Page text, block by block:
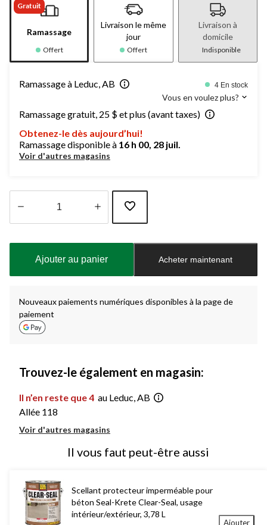
Gratuit
Ramassage
Offert
Livraison le même
jour
Offert
Livraison à
domicile
Indisponible
Ramassage à Leduc, AB 4 En stock
Vous en voulez plus?
Ramassage gratuit, 25 $ et plus (avant taxes)
Obtenez-le dès aujourd’hui!
Ramassage disponible à 16 h 00, 28 juil.
Voir d'autres magasins
à
Ajouter au panier Acheter maintenant
Nouveaux paiements numériques disponibles à la page de
paiement
Trouvez-le également en magasin:
Il n’en reste que 4 au Leduc, AB
Allée 118
Voir d'autres magasins
Il vous faut peut-être aussi
Scellant protecteur imperméable pour
béton Seal-Krete Clear-Seal, usage
intérieur/extérieur, 3,78 L
Ajouter